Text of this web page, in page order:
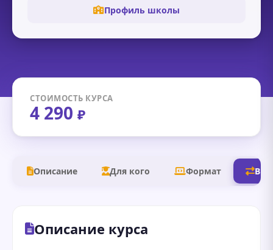
Профиль школы
СТОИМОСТЬ КУРСА
4 290 ₽
Описание Для кого Формат В
Описание курса